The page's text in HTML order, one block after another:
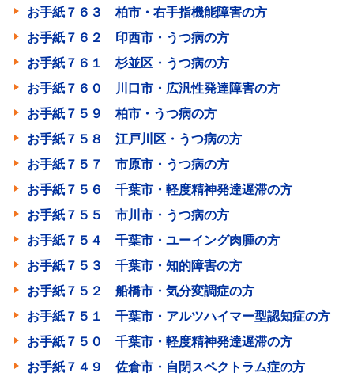
お手紙７６３ 柏市・右手指機能障害の方
お手紙７６２ 印西市・うつ病の方
お手紙７６１ 杉並区・うつ病の方
お手紙７６０ 川口市・広汎性発達障害の方
お手紙７５９ 柏市・うつ病の方
お手紙７５８ 江戸川区・うつ病の方
お手紙７５７ 市原市・うつ病の方
お手紙７５６ 千葉市・軽度精神発達遅滞の方
お手紙７５５ 市川市・うつ病の方
お手紙７５４ 千葉市・ユーイング肉腫の方
お手紙７５３ 千葉市・知的障害の方
お手紙７５２ 船橋市・気分変調症の方
お手紙７５１ 千葉市・アルツハイマー型認知症の方
お手紙７５０ 千葉市・軽度精神発達遅滞の方
お手紙７４９ 佐倉市・自閉スペクトラム症の方